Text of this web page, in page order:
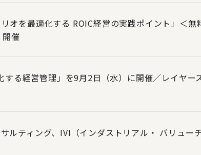
オを最適化する ROIC経営の実践ポイント」＜無
催
する経営管理」を9月2日（水）に開催／レイヤー
ルティング、IVI（インダストリアル・ バリュー